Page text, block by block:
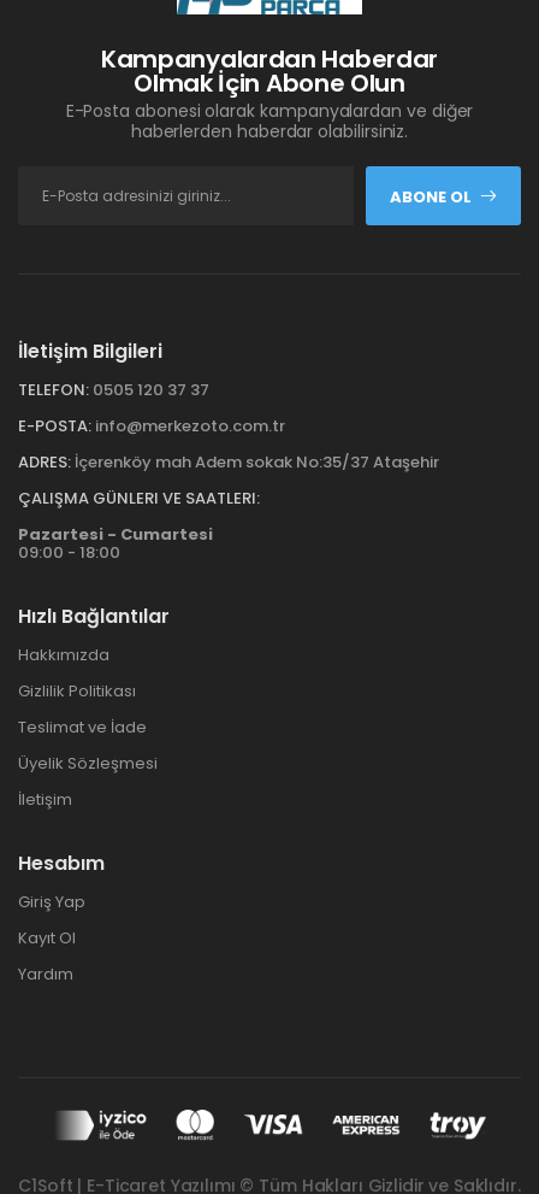
Kampanyalardan Haberdar
Olmak İçin Abone Olun
E-Posta abonesi olarak kampanyalardan ve diğer
haberlerden haberdar olabilirsiniz.
ABONE OL
İletişim Bilgileri
TELEFON: 0505 120 37 37
E-POSTA: info@merkezoto.com.tr
ADRES: İçerenköy mah Adem sokak No:35/37 Ataşehir
ÇALIŞMA GÜNLERI VE SAATLERI:
Pazartesi - Cumartesi
09:00 - 18:00
Hızlı Bağlantılar
Hakkımızda
Gizlilik Politikası
Teslimat ve İade
Üyelik Sözleşmesi
İletişim
Hesabım
Giriş Yap
Kayıt Ol
Yardım
C1Soft | E-Ticaret Yazılımı © Tüm Hakları Gizlidir ve Saklıdır.